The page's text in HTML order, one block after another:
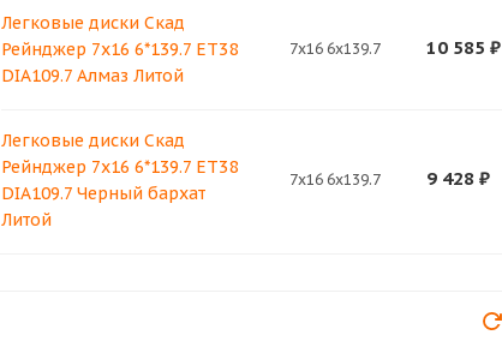
Легковые диски Скад
Рейнджер 7x16 6*139.7 ET38
DIA109.7 Алмаз Литой
7x16 6x139.7 10 585 ₽
Легковые диски Скад
Рейнджер 7x16 6*139.7 ET38
DIA109.7 Черный бархат
Литой
7x16 6x139.7 9 428 ₽